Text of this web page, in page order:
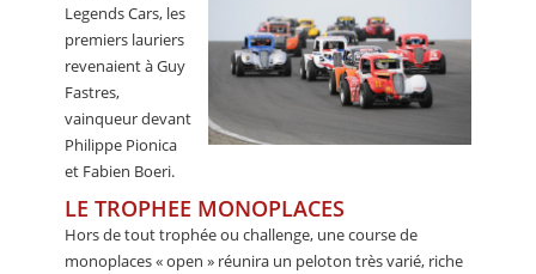
Legends Cars, les
premiers lauriers
revenaient à Guy
Fastres,
vainqueur devant
Philippe Pionica
et Fabien Boeri.
LE TROPHEE MONOPLACES
Hors de tout trophée ou challenge, une course de
monoplaces « open » réunira un peloton très varié, riche